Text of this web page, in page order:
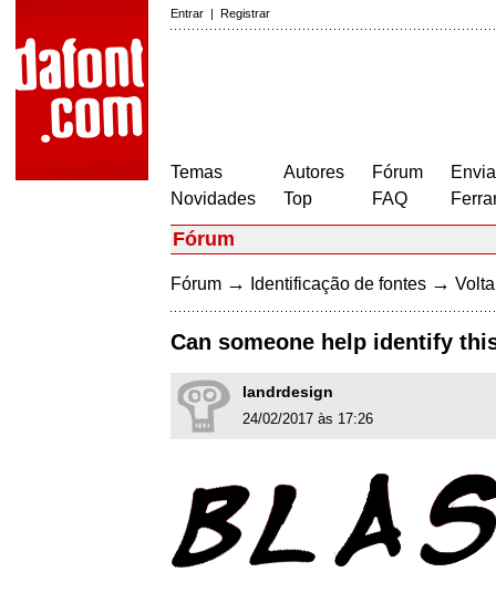
Entrar | Registrar
Temas
Novidades
Autores
Top
Fórum
FAQ
Fórum
Fórum → Identificação de fontes →
Can someone help identify
landrdesign
24/02/2017 às 17:26